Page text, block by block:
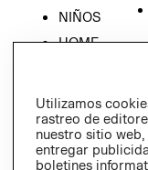
NIÑOS
HOME
Utilizamos
rastreo de
nuestro sitio
entregar
boletines